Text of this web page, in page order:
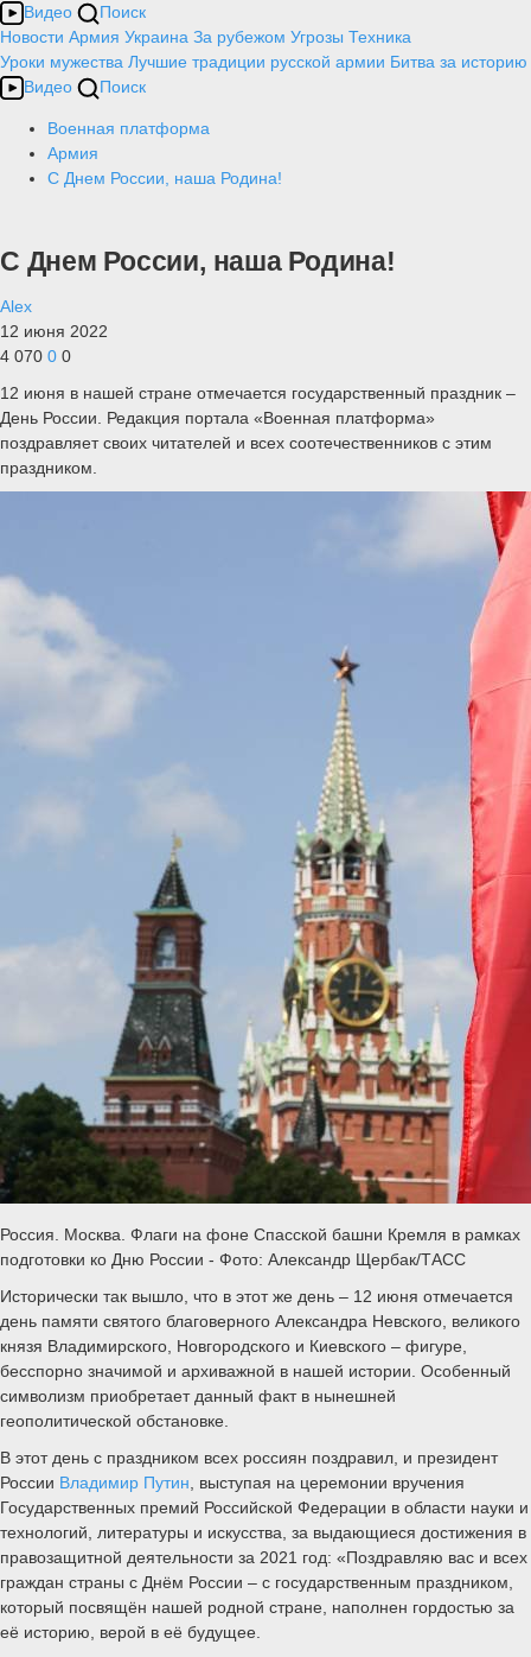
Видео
Поиск
Новости Армия Украина За рубежом Угрозы Техника
Уроки мужества Лучшие традиции русской армии Битва за историю
Видео
Поиск
Военная платформа
Армия
С Днем России, наша Родина!
С Днем России, наша Родина!
Alex
12 июня 2022
4 070 0 0
12 июня в нашей стране отмечается государственный праздник –
День России. Редакция портала «Военная платформа»
поздравляет своих читателей и всех соотечественников с этим
праздником.
Россия. Москва. Флаги на фоне Спасской башни Кремля в рамках
подготовки ко Дню России - Фото: Александр Щербак/ТАСС
Исторически так вышло, что в этот же день – 12 июня отмечается
день памяти святого благоверного Александра Невского, великого
князя Владимирского, Новгородского и Киевского – фигуре,
бесспорно значимой и архиважной в нашей истории. Особенный
символизм приобретает данный факт в нынешней
геополитической обстановке.
В этот день с праздником всех россиян поздравил, и президент
России Владимир Путин , выступая на церемонии вручения
Государственных премий Российской Федерации в области науки и
технологий, литературы и искусства, за выдающиеся достижения в
правозащитной деятельности за 2021 год: «Поздравляю вас и всех
граждан страны с Днём России – с государственным праздником,
который посвящён нашей родной стране, наполнен гордостью за
её историю, верой в её будущее.